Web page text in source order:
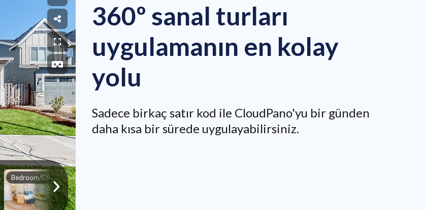
360º sanal turları
uygulamanın en kolay
yolu
Sadece birkaç satır kod ile CloudPano'yu bir günden
daha kısa bir sürede uygulayabilirsiniz.